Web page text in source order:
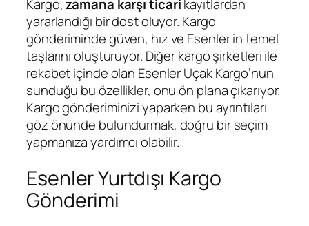
Kargo,zamana karşı ticarikayıtlardan
yararlandığı bir dost oluyor. Kargo
gönderiminde güven, hız ve Esenler in temel
taşlarını oluşturuyor. Diğer kargo şirketleri ile
rekabet içinde olan Esenler Uçak Kargo’nun
sunduğu bu özellikler, onu ön plana çıkarıyor.
Kargo gönderiminizi yaparken bu ayrıntıları
göz önünde bulundurmak, doğru bir seçim
yapmanıza yardımcı olabilir.
Esenler Yurtdışı Kargo
Gönderimi